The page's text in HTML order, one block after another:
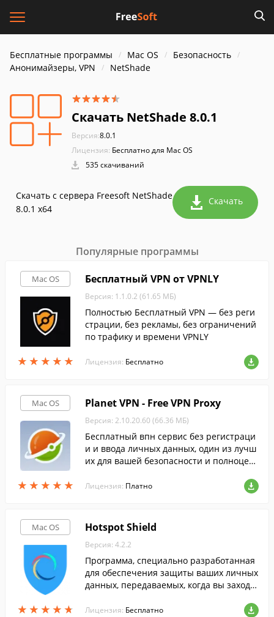
Бесплатные программы Mac OS
Безопасность
Анонимайзеры, VPN
NetShade
Скачать NetShade 8.0.1
Версия:8.0.1
Лицензия: Бесплатно для Mac OS
535 скачиваний
Скачать с сервера Freesoft NetShade
8.0.1 x64
Скачать
Популярные программы
Mac OS
★ ★ ★ ★ ★
★ ★ ★ ★ ★
Бесплатный VPN от VPNLY
Версия: 1.1.0.2 (61.65 МБ)
Полностью Бесплатный VPN — без реги
страции, без рекламы, без ограничений
по трафику и времени VPNLY
Лицензия: Бесплатно
Mac OS
★ ★ ★ ★ ★
★ ★ ★ ★ ★
Planet VPN - Free VPN Proxy
Версия: 2.10.20.60 (66.36 МБ)
Бесплатный впн сервис без регистраци
и и ввода личных данных, один из лучш
их для вашей безопасности и полноцен
ресурсам.
Лицензия: Платно
Mac OS
★ ★ ★ ★ ★
★ ★ ★ ★ ★
Hotspot Shield
Версия: 4.2.2
Программа, специально разработанная
для обеспечения защиты ваших личных
данных, передаваемых, когда вы заходи
Лицензия: Бесплатно